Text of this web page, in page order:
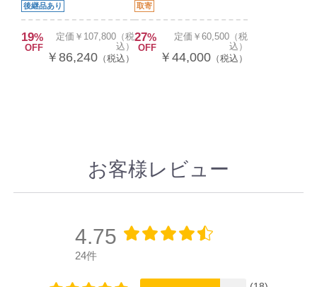
後継品あり
19%
OFF
定価￥107,800（税
込）
￥86,240 （税込）
取寄
27%
OFF
定価￥60,500（税
込）
￥44,000 （税込）
お客様レビュー
4.75
24件